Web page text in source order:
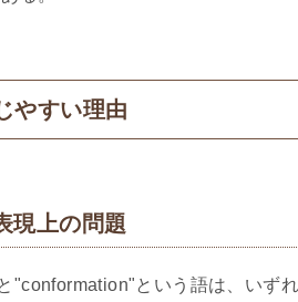
やすい理由
現上の問題
"conformation"という語は、いず